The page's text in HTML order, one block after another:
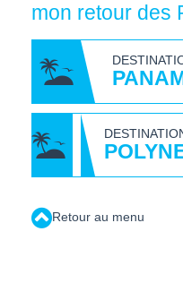
mon retour des
Retour au menu